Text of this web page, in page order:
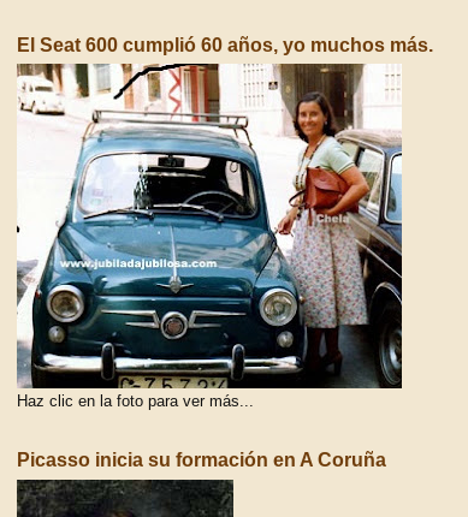
El Seat 600 cumplió 60 años, yo muchos más.
Haz clic en la foto para ver más...
Picasso inicia su formación en A Coruña